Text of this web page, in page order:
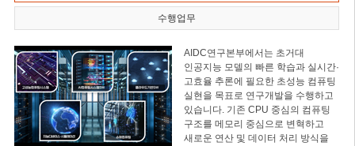
수행업무
AIDC연구본부에서는 초거대
인공지능 모델의 빠른 학습과 실시간·
고효율 추론에 필요한 초성능 컴퓨팅
실현을 목표로 연구개발을 수행하고
있습니다. 기존 CPU 중심의 컴퓨팅
구조를 메모리 중심으로 변혁하고
새로운 연산 및 데이터 처리 방식을